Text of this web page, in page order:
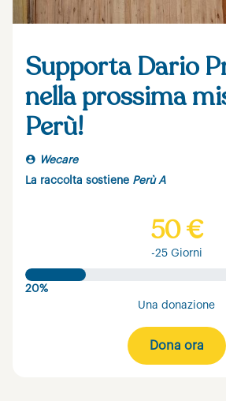
Supporta Dario
nella prossima
Perù!
Wecare
La raccolta sostiene Perù A
50 €
-25 Giorni
20%
Una donazione
Dona ora